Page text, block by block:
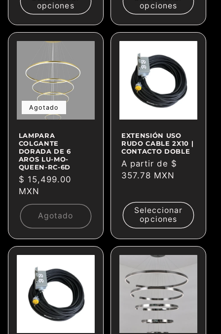
opciones
opciones
Agotado
LAMPARA
COLGANTE
DORADA DE 6
AROS LU-MO-
QUEEN-RC-6D
Precio
habitual
$ 15,499.00
MXN
Agotado
EXTENSIÓN USO
RUDO CABLE 2X10 |
CONTACTO DOBLE
Precio
habitual
A partir de $
357.78 MXN
Seleccionar
opciones